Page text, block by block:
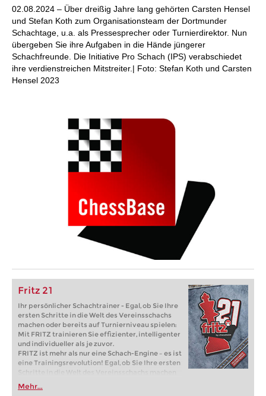
02.08.2024 – Über dreißig Jahre lang gehörten Carsten Hensel
und Stefan Koth zum Organisationsteam der Dortmunder
Schachtage, u.a. als Pressesprecher oder Turnierdirektor. Nun
übergeben Sie ihre Aufgaben in die Hände jüngerer
Schachfreunde. Die Initiative Pro Schach (IPS) verabschiedet
ihre verdienstreichen Mitstreiter.| Foto: Stefan Koth und Carsten
Hensel 2023
Fritz 21
Ihr persönlicher Schachtrainer - Egal, ob Sie Ihre
ersten Schritte in die Welt des Vereinsschachs
machen oder bereits auf Turnierniveau spielen:
Mit FRITZ trainieren Sie effizienter, intelligenter
und individueller als je zuvor.
FRITZ ist mehr als nur eine Schach-Engine – es ist
eine Trainingsrevolution! Egal, ob Sie Ihre ersten
Schritte in die Welt des Vereinsschachs machen
oder bereits auf Turnierniveau spielen: Mit
FRITZ trainieren Sie effizienter, intelligenter und
Mehr...